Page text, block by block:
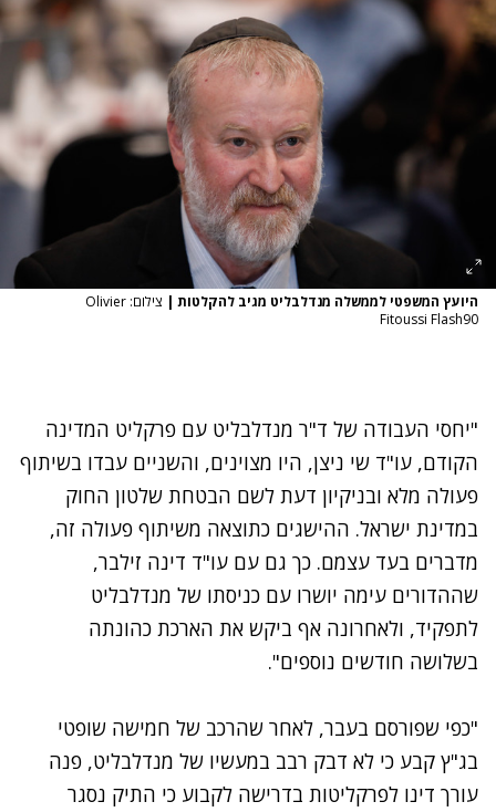
היועץ המשפטי לממשלה מנדלבליט מגיב להקלטות |
צילום: Olivier
Fitoussi Flash90
"יחסי העבודה של ד"ר מנדלבליט עם פרקליט המדינה
הקודם, עו"ד שי ניצן, היו מצוינים, והשניים עבדו בשיתוף
פעולה מלא ובניקיון דעת לשם הבטחת שלטון החוק
במדינת ישראל. ההישגים כתוצאה משיתוף פעולה זה,
מדברים בעד עצמם. כך גם עם עו"ד דינה זילבר,
שההדורים עימה יושרו עם כניסתו של מנדלבליט
לתפקיד, ולאחרונה אף ביקש את הארכת כהונתה
בשלושה חודשים נוספים".
"כפי שפורסם בעבר, לאחר שהרכב של חמישה שופטי
בג"ץ קבע כי לא דבק רבב במעשיו של מנדלבליט, פנה
עורך דינו לפרקליטות בדרישה לקבוע כי התיק נסגר